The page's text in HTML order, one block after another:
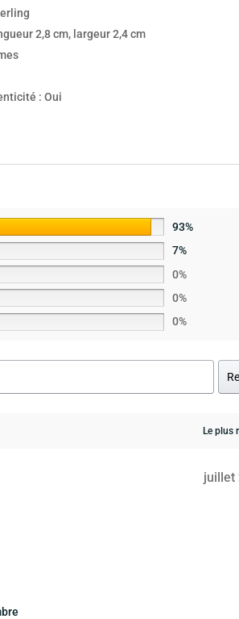
2,8 cm, largeur 2,4 cm
: Oui
93%
7%
0%
0%
0%
juillet